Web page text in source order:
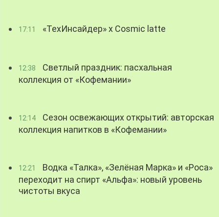
17:11 «ТехИнсайдер» х Cosmic latte
12:38
Светлый праздник: пасхальная
коллекция от «Кофемании»
12:14
Сезон освежающих открытий: авторская
коллекция напитков в «Кофемании»
12:21
Водка «Талка», «Зелёная Марка» и «Роса»
переходит на спирт «Альфа»: новый уровень
чистоты вкуса